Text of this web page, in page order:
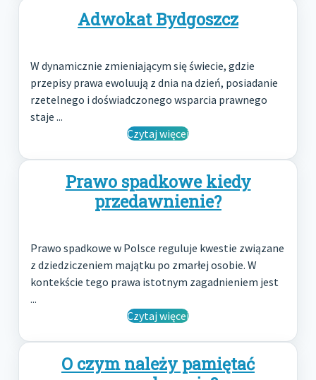
Adwokat Bydgoszcz
W dynamicznie zmieniającym się świecie, gdzie
przepisy prawa ewoluują z dnia na dzień, posiadanie
rzetelnego i doświadczonego wsparcia prawnego
staje ...
Czytaj więcej
Prawo spadkowe kiedy
przedawnienie?
Prawo spadkowe w Polsce reguluje kwestie związane
z dziedziczeniem majątku po zmarłej osobie. W
kontekście tego prawa istotnym zagadnieniem jest
...
Czytaj więcej
O czym należy pamiętać